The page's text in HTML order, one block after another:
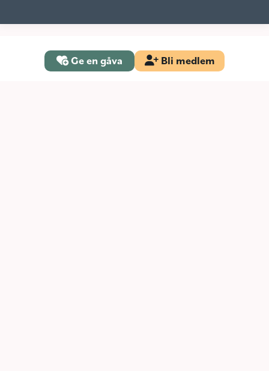
Ge en gåva Bli medlem